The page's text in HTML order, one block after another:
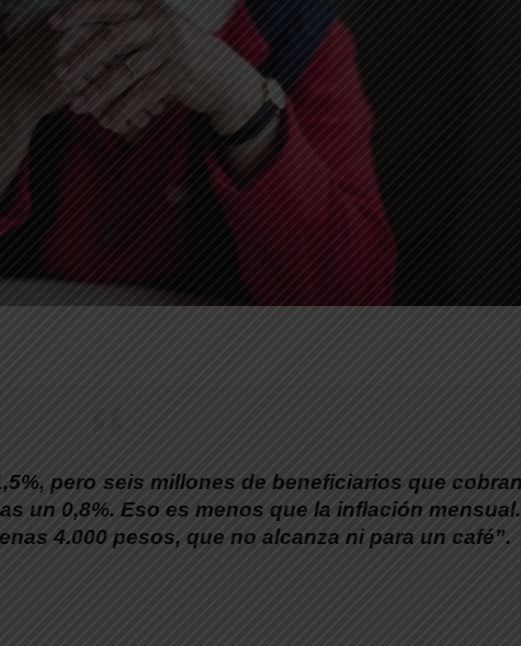
pero seis millones de beneficiarios que
un 0,8%. Eso es menos que la inflación
4.000 pesos, que no alcanza ni para un café”.